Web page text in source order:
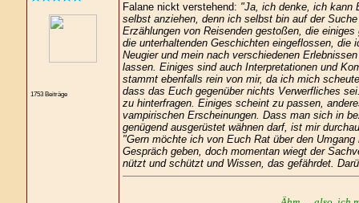
1753 Beiträge
Falane nickt verstehend: "Ja, ich denke, ich kann
selbst anziehen, denn ich selbst bin auf der
Erzählungen von Reisenden gestoßen, die
die unterhaltenden Geschichten eingeflossen, die
Neugier und mein nach verschiedenen
lassen. Einiges sind auch Interpretationen und
stammt ebenfalls rein von mir, da ich mich
dass das Euch gegenüber nichts Verwerfliches
zu hinterfragen. Einiges scheint zu passen,
vampirischen Erscheinungen. Dass man sich in
genügend ausgerüstet wähnen darf, ist mir
"Gern möchte ich von Euch Rat über den
Gespräch geben, doch momentan wiegt der
nützt und schützt und Wissen, das gefährdet.